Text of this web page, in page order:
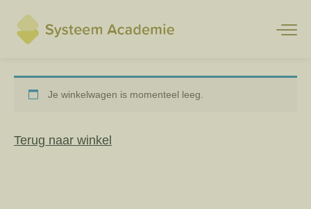
Winkelmand
Je winkelwagen is momenteel leeg.
Terug naar winkel